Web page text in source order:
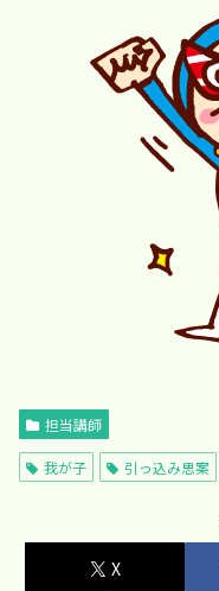
担当講師
我が子 引っ込み思案
X